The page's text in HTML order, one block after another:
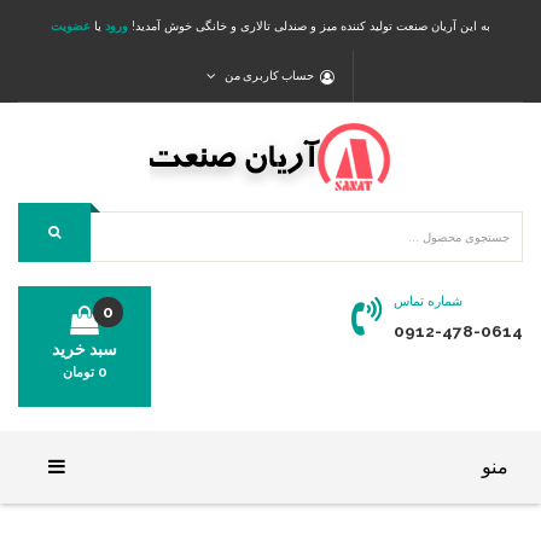
به این آریان صنعت تولید کننده میز و صندلی تالاری و خانگی خوش آمدید! ورود یا عضویت
حساب کاربری من
شماره تماس
0912-478-0614
سبد خرید
0
0 تومان
منو